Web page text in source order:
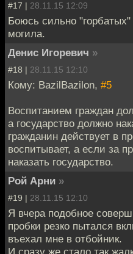
#17 | 28.11.15 12:09
Боюсь сильно "горбатых"
могила.
Денис Игоревич »
#18 | 28.11.15 12:10
Кому: BazilBazilon, #5
Воспитанием граждан
а государство должно
гражданин действует в
воспитывает, а если за
наказать государство.
Рой Арни »
#19 | 28.11.15 12:10
Я вчера подобное
пробки резко пытался
въехал мне в отбойник.